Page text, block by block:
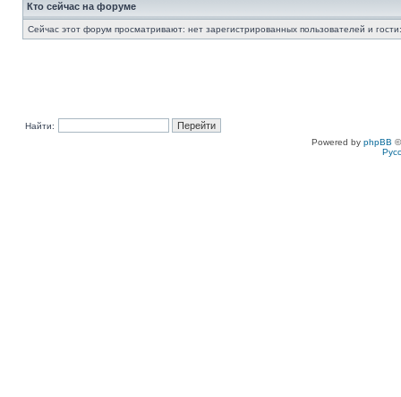
Кто сейчас на форуме
Сейчас этот форум просматривают: нет зарегистрированных пользователей и
Найти:
Powered by phpBB